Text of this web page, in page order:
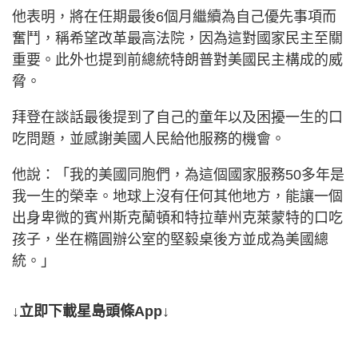
他表明，將在任期最後6個月繼續為自己優先事項而
奮鬥，稱希望改革最高法院，因為這對國家民主至關
重要。此外也提到前總統特朗普對美國民主構成的威
脅。
拜登在談話最後提到了自己的童年以及困擾一生的口
吃問題，並感謝美國人民給他服務的機會。
他說：「我的美國同胞們，為這個國家服務50多年是
我一生的榮幸。地球上沒有任何其他地方，能讓一個
出身卑微的賓州斯克蘭頓和特拉華州克萊蒙特的口吃
孩子，坐在橢圓辦公室的堅毅桌後方並成為美國總
統。」
↓立即下載星島頭條App↓